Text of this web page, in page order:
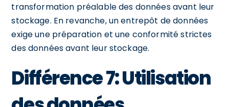
transformation préalable des données avant leur
stockage. En revanche, un entrepôt de données
exige une préparation et une conformité strictes
des données avant leur stockage.
Différence 7: Utilisation